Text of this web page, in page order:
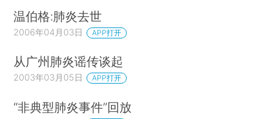
温伯格:肺炎去世
2006年04月03日 APP打开
从广州肺炎谣传谈起
2003年03月05日 APP打开
“非典型肺炎事件”回放